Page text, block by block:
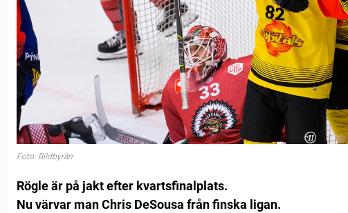
Foto: Bildbyrån
Rögle är på jakt efter kvartsfinalplats.
Nu värvar man Chris DeSousa från finska ligan.